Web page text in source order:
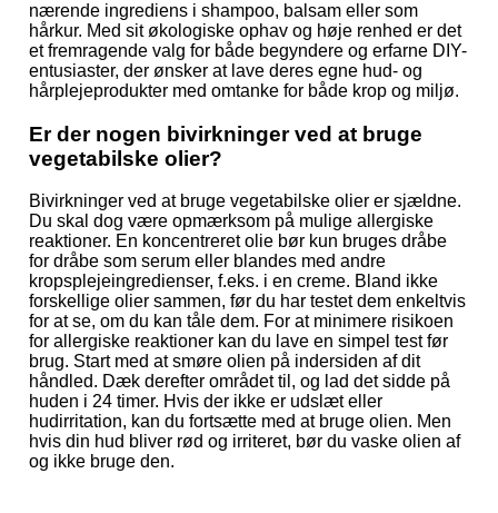
nærende ingrediens i shampoo, balsam eller som
hårkur. Med sit økologiske ophav og høje renhed er det
et fremragende valg for både begyndere og erfarne DIY-
entusiaster, der ønsker at lave deres egne hud- og
hårplejeprodukter med omtanke for både krop og miljø.
Er der nogen bivirkninger ved at bruge
vegetabilske olier?
Bivirkninger ved at bruge vegetabilske olier er sjældne.
Du skal dog være opmærksom på mulige allergiske
reaktioner. En koncentreret olie bør kun bruges dråbe
for dråbe som serum eller blandes med andre
kropsplejeingredienser, f.eks. i en creme. Bland ikke
forskellige olier sammen, før du har testet dem enkeltvis
for at se, om du kan tåle dem. For at minimere risikoen
for allergiske reaktioner kan du lave en simpel test før
brug. Start med at smøre olien på indersiden af dit
håndled. Dæk derefter området til, og lad det sidde på
huden i 24 timer. Hvis der ikke er udslæt eller
hudirritation, kan du fortsætte med at bruge olien. Men
hvis din hud bliver rød og irriteret, bør du vaske olien af
og ikke bruge den.